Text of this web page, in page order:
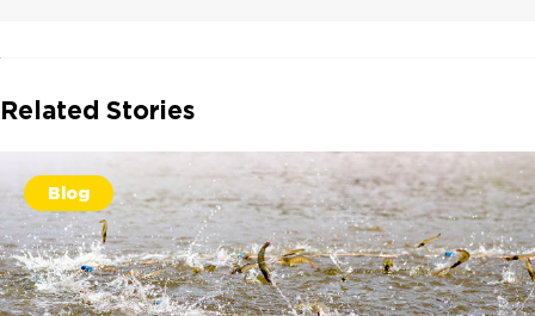
Related Stories
Blog